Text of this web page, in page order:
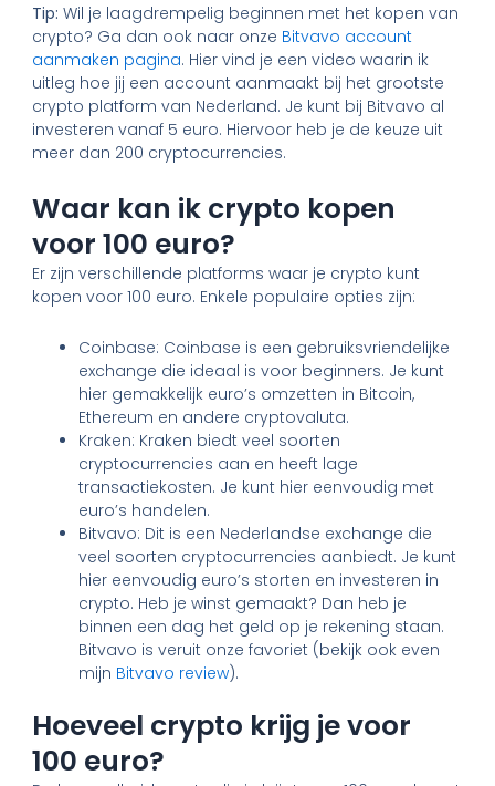
Tip: Wil je laagdrempelig beginnen met het kopen van
crypto? Ga dan ook naar onze Bitvavo account
aanmaken pagina. Hier vind je een video waarin ik
uitleg hoe jij een account aanmaakt bij het grootste
crypto platform van Nederland. Je kunt bij Bitvavo al
investeren vanaf 5 euro. Hiervoor heb je de keuze uit
meer dan 200 cryptocurrencies.
Waar kan ik crypto kopen
voor 100 euro?
Er zijn verschillende platforms waar je crypto kunt
kopen voor 100 euro. Enkele populaire opties zijn:
Coinbase: Coinbase is een gebruiksvriendelijke
exchange die ideaal is voor beginners. Je kunt
hier gemakkelijk euro’s omzetten in Bitcoin,
Ethereum en andere cryptovaluta.
Kraken: Kraken biedt veel soorten
cryptocurrencies aan en heeft lage
transactiekosten. Je kunt hier eenvoudig met
euro’s handelen.
Bitvavo: Dit is een Nederlandse exchange die
veel soorten cryptocurrencies aanbiedt. Je kunt
hier eenvoudig euro’s storten en investeren in
crypto. Heb je winst gemaakt? Dan heb je
binnen een dag het geld op je rekening staan.
Bitvavo is veruit onze favoriet (bekijk ook even
mijn Bitvavo review).
Hoeveel crypto krijg je voor
100 euro?